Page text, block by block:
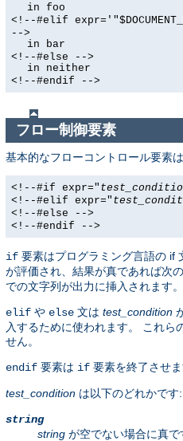
in foo
<!--#elif
-->
in bar
<!--#else -->
in neither
<!--#endif -->
フロー制御要素
基本的なフローコントロール要素
<!--#if expr="
<!--#elif expr="
<!--#else -->
<!--#endif -->
if 要素はプログラミング言語の if
が評価され、結果が真であれば次の
での文字列が出力に挿入されます。
elif や else 文は test_condition
入するために使われます。 これら
せん。
endif 要素は if 要素を終了させ
test_condition は以下のどれかです:
string
string が空でない場合に真で